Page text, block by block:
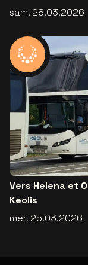
sam. 28.03.2026
Vers Helena et
Keolis
mer. 25.03.2026